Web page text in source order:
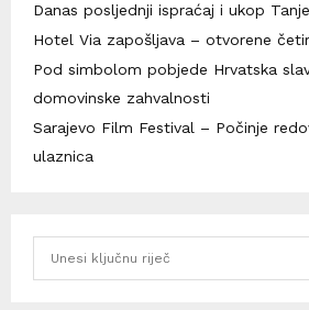
Danas posljednji ispraćaj i ukop
Hotel Via zapošljava – otvorene
Pod simbolom pobjede Hrvatska
domovinske zahvalnosti
Sarajevo Film Festival – Počinje
ulaznica